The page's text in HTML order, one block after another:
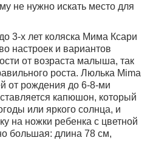
не нужно искать место для
3-х лет коляска Мима Ксари
настроек и вариантов
от возраста малыша, так
роста. Люлька Mima
от рождения до 6-8-ми
капюшон, который
или яркого солнца, и
на ножки ребенка с цветной
большая: длина 78 см,